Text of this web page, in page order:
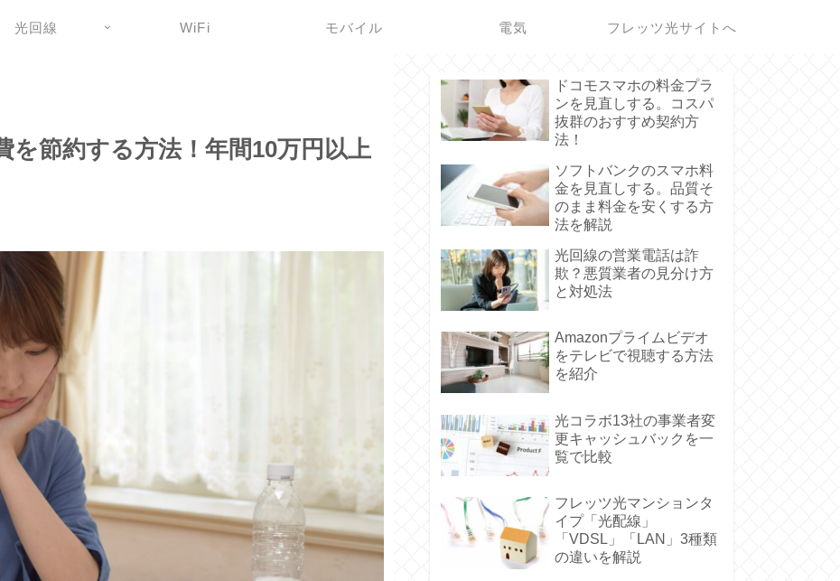
光回線 WiFi モバイル 電気 フレッツ光サイトへ
を節約する方法！年間10万円以上
ドコモスマホの料金プラ
ンを見直しする。コスパ
抜群のおすすめ契約方
法！
ソフトバンクのスマホ料
金を見直しする。品質そ
のまま料金を安くする方
法を解説
光回線の営業電話は詐
欺？悪質業者の見分け方
と対処法
Amazonプライムビデオ
をテレビで視聴する方法
を紹介
光コラボ13社の事業者変
更キャッシュバックを一
覧で比較
フレッツ光マンションタ
イプ「光配線」
「VDSL」「LAN」3種類
の違いを解説